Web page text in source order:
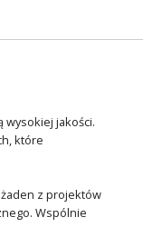
jakości.
które
z projektów
Wspólnie